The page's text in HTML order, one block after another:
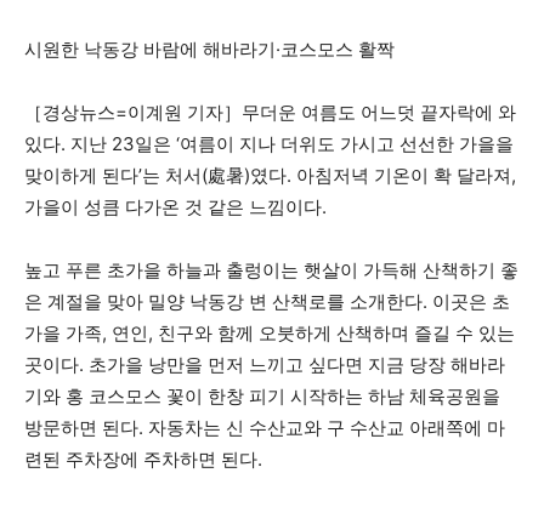
시원한 낙동강 바람에 해바라기·코스모스 활짝
［경상뉴스=이계원 기자］무더운 여름도 어느덧 끝자락에 와
있다. 지난 23일은 ‘여름이 지나 더위도 가시고 선선한 가을을
맞이하게 된다’는 처서(處暑)였다. 아침저녁 기온이 확 달라져,
가을이 성큼 다가온 것 같은 느낌이다.
높고 푸른 초가을 하늘과 출렁이는 햇살이 가득해 산책하기 좋
은 계절을 맞아 밀양 낙동강 변 산책로를 소개한다. 이곳은 초
가을 가족, 연인, 친구와 함께 오붓하게 산책하며 즐길 수 있는
곳이다. 초가을 낭만을 먼저 느끼고 싶다면 지금 당장 해바라
기와 홍 코스모스 꽃이 한창 피기 시작하는 하남 체육공원을
방문하면 된다. 자동차는 신 수산교와 구 수산교 아래쪽에 마
련된 주차장에 주차하면 된다.